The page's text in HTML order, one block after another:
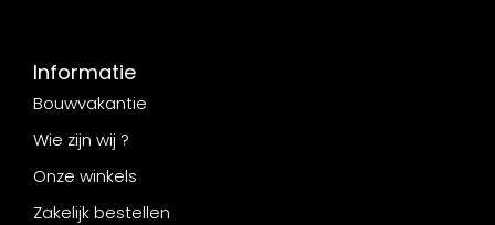
Informatie
Bouwvakantie
Wie zijn wij ?
Onze winkels
Zakelijk bestellen